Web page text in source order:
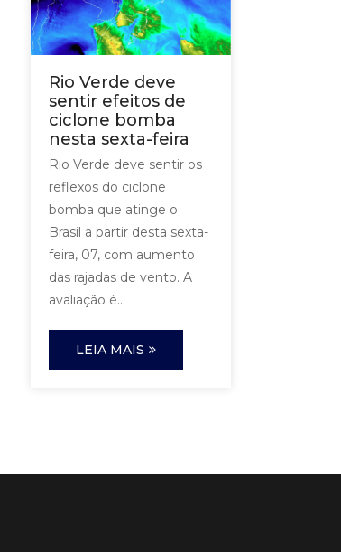
Rio Verde deve
sentir efeitos de
ciclone bomba
nesta sexta-feira
Rio Verde deve sentir os
reflexos do ciclone
bomba que atinge o
Brasil a partir desta sexta-
feira, 07, com aumento
das rajadas de vento. A
avaliação é...
LEIA MAIS